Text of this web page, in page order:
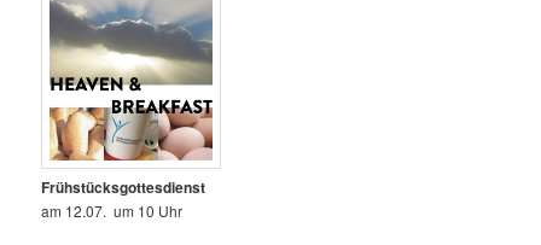
Frühstücksgottesdienst
am 12.07. um 10 Uhr